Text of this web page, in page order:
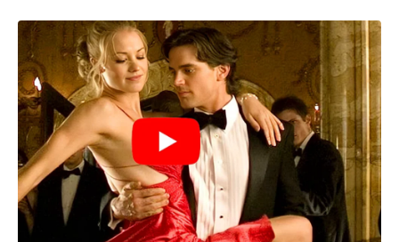
Shows, desfile e atividades esportivas